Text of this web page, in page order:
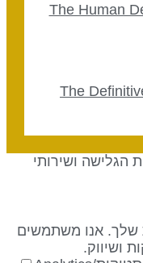
The Human
The
ושירותי
אנו משתמשים